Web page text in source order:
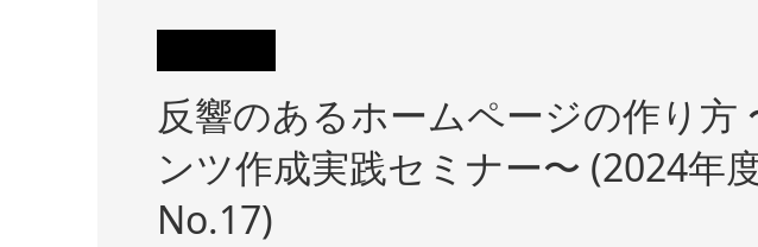
反響のあるホームページの作り方
ンツ作成実践セミナー〜 (2024年
No.17)